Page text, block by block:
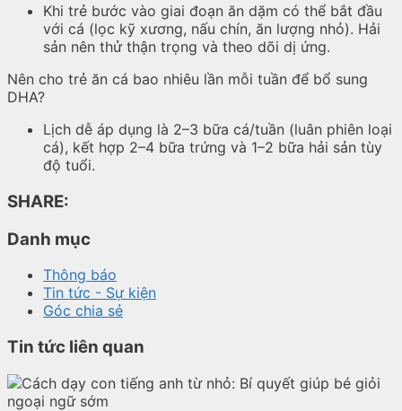
Khi trẻ bước vào giai đoạn ăn dặm có thể bắt đầu
với cá (lọc kỹ xương, nấu chín, ăn lượng nhỏ). Hải
sản nên thử thận trọng và theo dõi dị ứng.
Nên cho trẻ ăn cá bao nhiêu lần mỗi tuần để bổ sung
DHA?
Lịch dễ áp dụng là 2–3 bữa cá/tuần (luân phiên loại
cá), kết hợp 2–4 bữa trứng và 1–2 bữa hải sản tùy
độ tuổi.
SHARE:
Danh mục
Thông báo
Tin tức - Sự kiện
Góc chia sẻ
Tin tức liên quan